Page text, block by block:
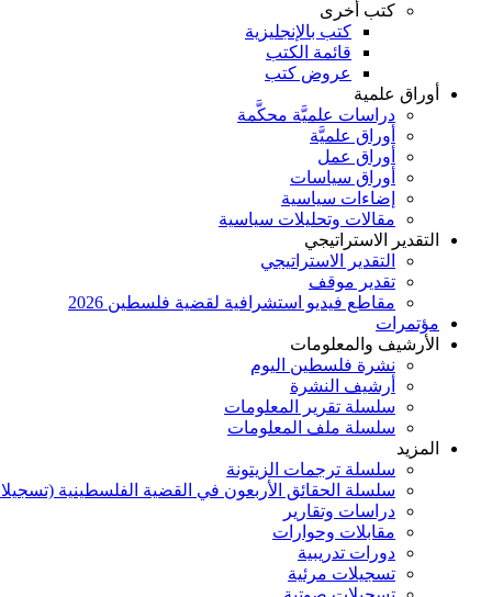
كتب أخرى
كتب بالإنجليزية
قائمة الكتب
عروض كتب
أوراق علمية
دراسات علميَّة محكَّمة
أوراق علميَّة
أوراق عمل
أوراق سياسات
إضاءات سياسية
مقالات وتحليلات سياسية
التقدير الاستراتيجي
التقدير الاستراتيجي
تقدير موقف
مقاطع فيديو استشرافية لقضية فلسطين 2026
مؤتمرات
الأرشيف والمعلومات
نشرة فلسطين اليوم
أرشيف النشرة
سلسلة تقرير المعلومات
سلسلة ملف المعلومات
المزيد
سلسلة ترجمات الزيتونة
سلسلة الحقائق الأربعون في القضية الفلسطينية
دراسات وتقارير
مقابلات وحوارات
دورات تدريبية
تسجيلات مرئية